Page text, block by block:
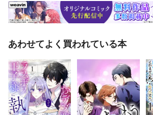
あわせてよく買われている本